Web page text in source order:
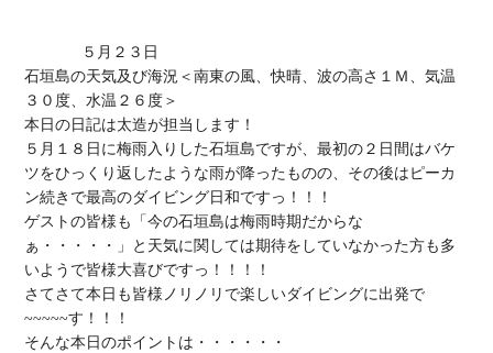
石垣島の天気及び海況＜南東の風、快晴、波の高さ１Ｍ、気温
３０度、水温２６度＞
本日の日記は太造が担当します！
５月１８日に梅雨入りした石垣島ですが、最初の２日間はバケ
ツをひっくり返したような雨が降ったものの、その後はピーカ
ン続きで最高のダイビング日和ですっ！！！
ゲストの皆様も「今の石垣島は梅雨時期だからな
ぁ・・・・・」と天気に関しては期待をしていなかった方も多
いようで皆様大喜びですっ！！！！
さてさて本日も皆様ノリノリで楽しいダイビングに出発で
~~~~~す！！！